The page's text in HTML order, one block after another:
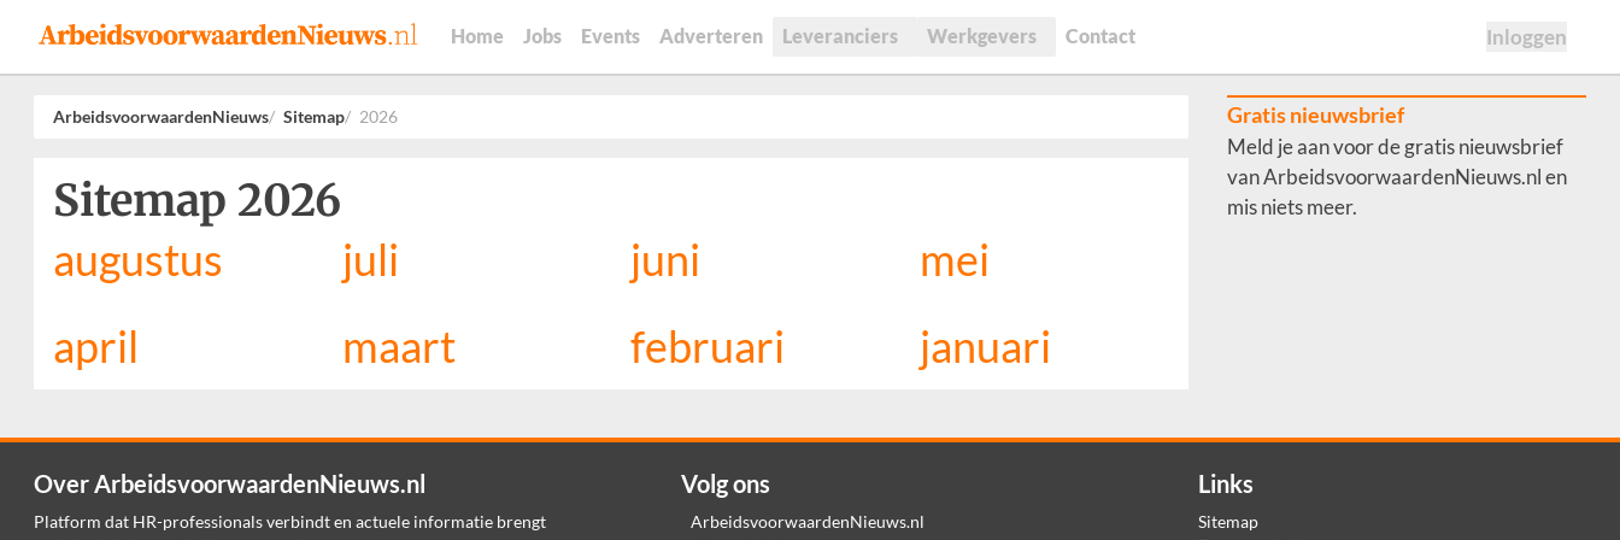
Home Jobs Events Adverteren Leveranciers Werkgevers Contact Inloggen
ArbeidsvoorwaardenNieuws Sitemap 2026
Sitemap 2026
augustus juli juni
mei
april
maart februari januari
Gratis nieuwsbrief
Meld je aan voor de gratis nieuwsbrief
van ArbeidsvoorwaardenNieuws.nl en
mis niets meer.
Over ArbeidsvoorwaardenNieuws.nl
Platform dat HR-professionals verbindt en actuele informatie brengt
Volg ons
ArbeidsvoorwaardenNieuws.nl
Links
Sitemap